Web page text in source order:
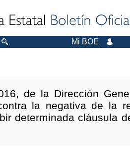
Mi BOE
de la Dirección
la negativa de la
determinada cláusula